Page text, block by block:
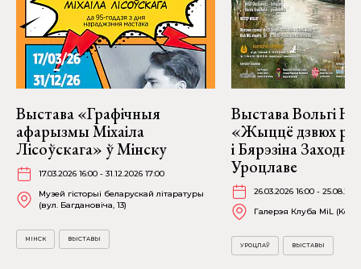
Выстава «Графічныя
афарызмы Міхаіла
Лісоўскага» ў Мінску
17.03.2026 16:00 - 31.12.2026 17:00
Музей гісторыі беларускай літаратуры
(вул. Багдановіча, 13)
МІНСК ВЫСТАВЫ
Выстава Вольгі
«Жыццё дзвюх
і Бярэзіна
Уроцлаве
26.03.2026 16:00 -
Галерэя Клуба MiL
УРОЦЛАЎ ВЫСТАВЫ